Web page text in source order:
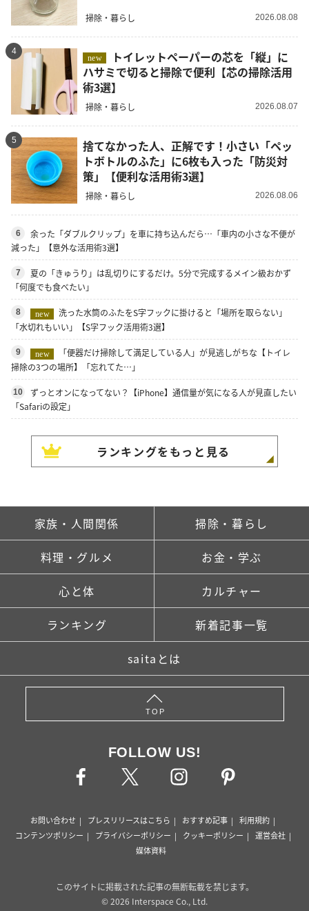
掃除・暮らし 2026.08.08
4
new
ハサミで切ると掃除で便利【芯の掃除活用
術3選】
掃除・暮らし 2026.08.07
5
捨てなかった人、正解です！小さい「ペッ
トボトルのふた」に6枚も入った「防災対
策」【便利な活用術3選】
掃除・暮らし 2026.08.06
6
余った「ダブルクリップ」を車に持ち込んだら…「車内の小さな不便が
減った」【意外な活用術3選】
7
夏の「きゅうり」は乱切りにするだけ。5分で完成するメイン級おかず
「何度でも食べたい」
8 new
洗った水筒のふたをS字フックに掛けると「場所を取らない」
「水切れもいい」【S字フック活用術3選】
9 new
「便器だけ掃除して満足している人」が見逃しがちな【トイレ
掃除の3つの場所】「忘れてた…」
10
ずっとオンになってない？【iPhone】通信量が気になる人が見直したい
「Safariの設定」
ランキングをもっと見る
家族・人間関係 掃除・暮らし
料理・グルメ お金・学ぶ
心と体 カルチャー
ランキング 新着記事一覧
saitaとは
TOP
FOLLOW US!
お問い合わせ プレスリリースはこちら おすすめ記事
利用規約
コンテンツポリシー
プライバシーポリシー クッキーポリシー
運営会社
媒体資料
このサイトに掲載された記事の無断転載を禁じます。
© 2026 Interspace Co., Ltd.